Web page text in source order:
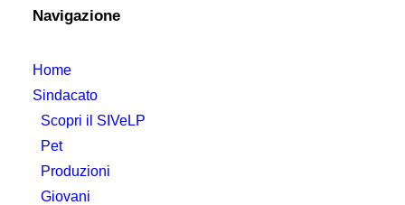
Navigazione
Home
Sindacato
Scopri il SIVeLP
Pet
Produzioni
Giovani